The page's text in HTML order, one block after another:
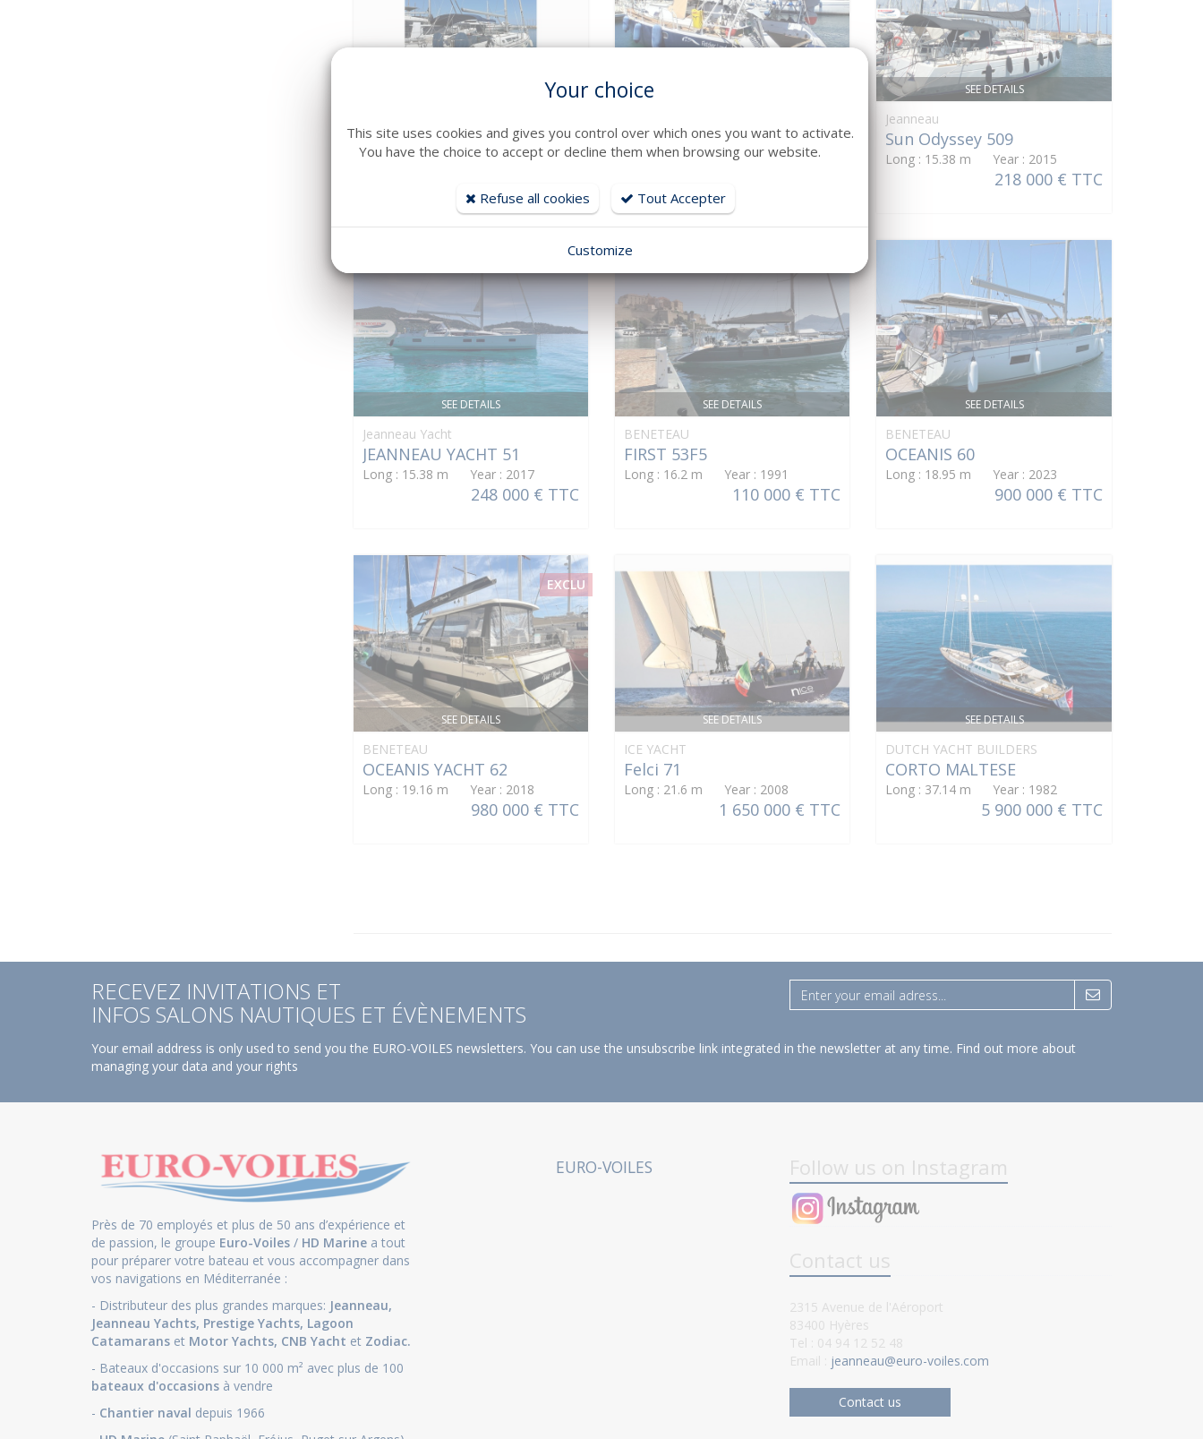
SUN ODYSSEY 45
Long : 13.72 m Year : 2008
PSI 48
Long : 14.27 m Year : 2000
SEE DETAILS
Jeanneau
Sun Odyssey 509
Long : 15.38 m Year : 2015
218 000 € TTC
SEE DETAILS
Jeanneau Yacht
JEANNEAU YACHT 51
Long : 15.38 m Year : 2017
248 000 € TTC
SEE DETAILS
BENETEAU
FIRST 53F5
Long : 16.2 m Year : 1991
110 000 € TTC
SEE DETAILS
BENETEAU
OCEANIS 60
Long : 18.95 m Year : 2023
900 000 € TTC
SEE DETAILS
EXCLU
BENETEAU
OCEANIS YACHT 62
Long : 19.16 m Year : 2018
980 000 € TTC
SEE DETAILS
ICE YACHT
Felci 71
Long : 21.6 m Year : 2008
1 650 000 € TTC
SEE DETAILS
DUTCH YACHT BUILDERS
CORTO MALTESE
Long : 37.14 m Year : 1982
5 900 000 € TTC
RECEVEZ INVITATIONS ET
INFOS SALONS NAUTIQUES ET ÉVÈNEMENTS
Your email address is only used to send you the EURO-VOILES newsletters. You can use the unsubscribe link integrated in the newsletter at any time. Find out more about
managing your data and your rights
Près de 70 employés et plus de 50 ans d’expérience et
de passion, le groupe Euro-Voiles / HD Marine a tout
pour préparer votre bateau et vous accompagner dans
vos navigations en Méditerranée :
- Distributeur des plus grandes marques: Jeanneau,
Jeanneau Yachts, Prestige Yachts, Lagoon
Catamarans et Motor Yachts, CNB Yacht et Zodiac.
- Bateaux d'occasions sur 10 000 m² avec plus de 100
bateaux d'occasions à vendre
- Chantier naval depuis 1966
EURO-VOILES Follow us on Instagram
Contact us
2315 Avenue de l'Aéroport
83400 Hyères
Tel : 04 94 12 52 48
Email :
jeanneau@euro-voiles.com
Contact us
Your choice
This site uses cookies and gives you control over which ones you want to activate.
You have the choice to accept or decline them when browsing our website.
Refuse all cookies Tout Accepter
Customize